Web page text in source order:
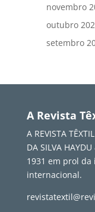
novembro
outubro
setembro
A Revista
A REVISTA
DA SILVA
1931 em prol
internacional.